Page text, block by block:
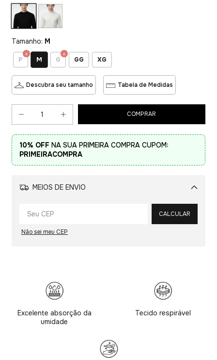
Tamanho: M
P M G GG XG
Descubra seu tamanho Tabela de Medidas
10% OFF NA SUA PRIMEIRA COMPRA CUPOM:
PRIMEIRACOMPRA
MEIOS DE ENVIO
Alterar CEP
CALCULAR
Não sei meu CEP
Excelente absorção da
umidade
Tecido respirável